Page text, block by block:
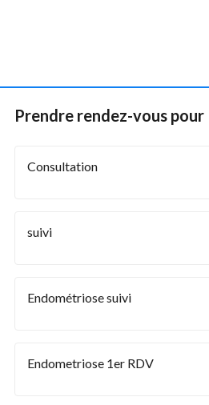
Prendre rendez-vous pour
Consultation
suivi
Endométriose suivi
Endometriose 1er RDV